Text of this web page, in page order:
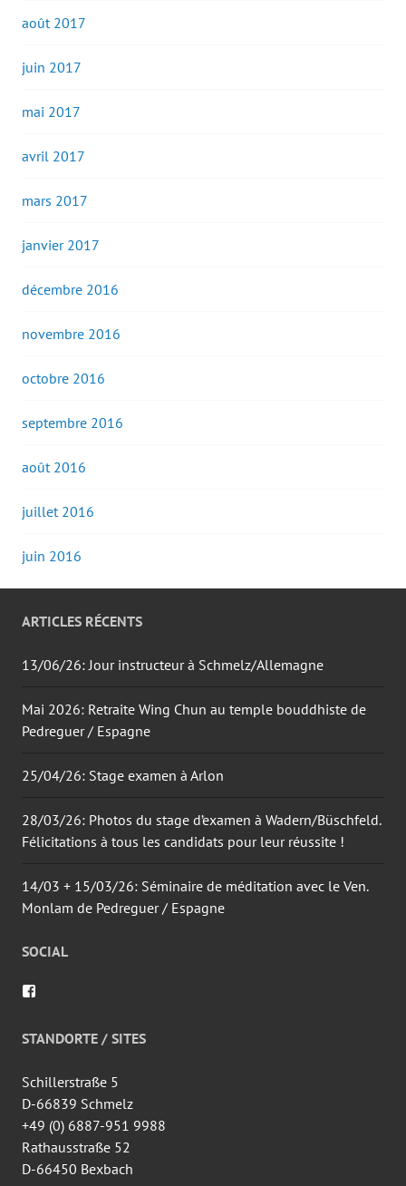
août 2017
juin 2017
mai 2017
avril 2017
mars 2017
janvier 2017
décembre 2016
novembre 2016
octobre 2016
septembre 2016
août 2016
juillet 2016
juin 2016
ARTICLES RÉCENTS
13/06/26: Jour instructeur à Schmelz/Allemagne
Mai 2026: Retraite Wing Chun au temple bouddhiste de
Pedreguer / Espagne
25/04/26: Stage examen à Arlon
28/03/26: Photos du stage d’examen à Wadern/Büschfeld.
Félicitations à tous les candidats pour leur réussite !
14/03 + 15/03/26: Séminaire de méditation avec le Ven.
Monlam de Pedreguer / Espagne
SOCIAL
de
wingtsun.arlon
Facebook
STANDORTE / SITES
Schillerstraße 5
D-66839 Schmelz
+49 (0) 6887-951 9988
Rathausstraße 52
D-66450 Bexbach